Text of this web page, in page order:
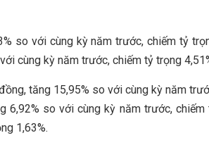
so với cùng kỳ năm trước, chiếm tỷ
cùng kỳ năm trước, chiếm tỷ trọng
tăng 15,95% so với cùng kỳ năm
6,92% so với cùng kỳ năm trước, chiếm
1,63%.